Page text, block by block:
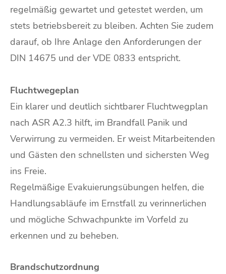
regelmäßig gewartet und getestet werden, um
stets betriebsbereit zu bleiben. Achten Sie zudem
darauf, ob Ihre Anlage den Anforderungen der
DIN 14675 und der VDE 0833 entspricht.
Fluchtwegeplan
Ein klarer und deutlich sichtbarer Fluchtwegplan
nach ASR A2.3 hilft, im Brandfall Panik und
Verwirrung zu vermeiden. Er weist Mitarbeitenden
und Gästen den schnellsten und sichersten Weg
ins Freie.
Regelmäßige Evakuierungsübungen helfen, die
Handlungsabläufe im Ernstfall zu verinnerlichen
und mögliche Schwachpunkte im Vorfeld zu
erkennen und zu beheben.
Brandschutzordnung